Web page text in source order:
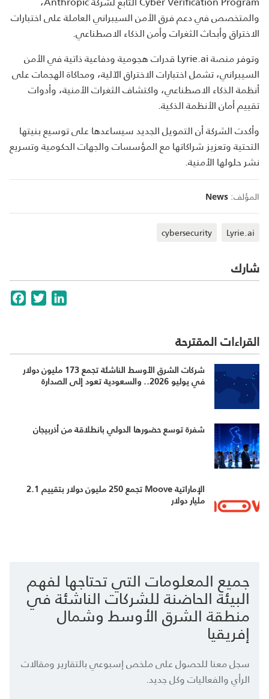
والمتخصص في دعم فرق الأمن السيبراني العاملة على اختبارات
الاختراق وأبحاث الثغرات وأمن الذكاء الاصطناعي.
وتوفر منصة Lyrie.ai قدرات هجومية ودفاعية ذاتية في الأمن
السيبراني، تشمل اختبارات الاختراق الآلية، ومحاكاة الهجمات على
أنظمة الذكاء الاصطناعي، واكتشاف الثغرات الأمنية، وأدوات
تقييم أمان الأنظمة الذكية.
وأكدت الشركة أن التمويل الجديد سيساعدها على توسيع بنيتها
التحتية وتعزيز شراكاتها مع المؤسسات والجهات الحكومية وتسريع
نشر حلولها الأمنية.
المؤلف: News
Lyrie.ai
cybersecurity
شارك
TwitterLinkedIn
القراءات المقترحة
شركات الشرق الأوسط الناشئة تجمع 173 مليون دولار
في يوليو 2026.. والسعودية تعود إلى الصدارة
شفرة توسع حضورها الدولي بانطلاقة من أذربيجان
الإماراتية Moove تجمع 250 مليون دولار بتقييم 2.1
مليار دولار
جميع المعلومات التي تحتاجها لفهم
البيئة الحاضنة للشركات الناشئة في
منطقة الشرق الأوسط وشمال
إفريقيا
سجل معنا للحصول على ملخص إسبوعي بالتقارير ومقالات
الرأي والفعاليات وكل جديد.